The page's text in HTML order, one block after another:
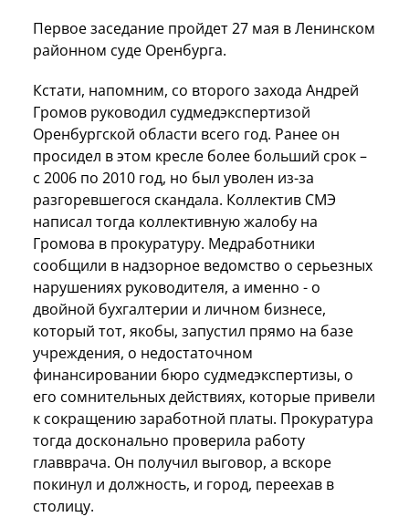
Первое заседание пройдет 27 мая в Ленинском
районном суде Оренбурга.
Кстати, напомним, со второго захода Андрей
Громов руководил судмедэкспертизой
Оренбургской области всего год. Ранее он
просидел в этом кресле более больший срок –
с 2006 по 2010 год, но был уволен из-за
разгоревшегося скандала. Коллектив СМЭ
написал тогда коллективную жалобу на
Громова в прокуратуру. Медработники
сообщили в надзорное ведомство о серьезных
нарушениях руководителя, а именно - о
двойной бухгалтерии и личном бизнесе,
который тот, якобы, запустил прямо на базе
учреждения, о недостаточном
финансировании бюро судмедэкспертизы, о
его сомнительных действиях, которые привели
к сокращению заработной платы. Прокуратура
тогда досконально проверила работу
главврача. Он получил выговор, а вскоре
покинул и должность, и город, переехав в
столицу.